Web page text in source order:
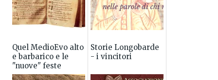
Quel MedioEvo alto
e barbarico e le
"nuove" feste
medievali
Storie Longobarde
- i vincitori